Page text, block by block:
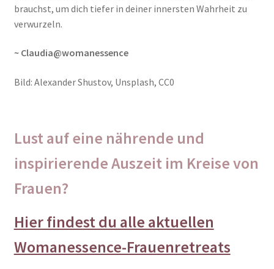
brauchst, um dich tiefer in deiner innersten Wahrheit zu
verwurzeln.
~ Claudia@womanessence
Bild: Alexander Shustov, Unsplash, CC0
Lust auf eine nährende und
inspirierende Auszeit im Kreise von
Frauen?
Hier findest du alle aktuellen
Womanessence-Frauenretreats